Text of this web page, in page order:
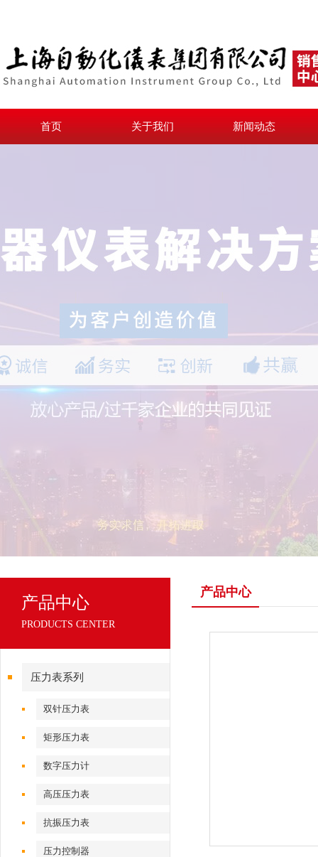
首页 关于我们 新闻动态
产品中心
PRODUCTS CENTER
压力表系列
双针压力表
矩形压力表
数字压力计
高压压力表
抗振压力表
压力控制器
产品中心